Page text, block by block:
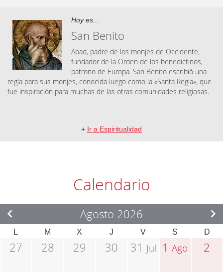
Hoy es...
San Benito
Abad, padre de los monjes de Occidente,
fundador de la Orden de los benedictinos,
patrono de Europa. San Benito escribió una
regla para sus monjes, conocida luego como la «Santa Regla», que
fue inspiración para muchas de las otras comunidades religiosas.
+ Ir a Espiritualidad
Calendario
Agosto 2026
L M X J V S D
27 28 29 30 31 Jul 1Ago 2